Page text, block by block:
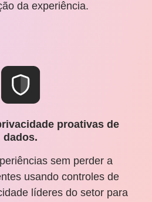
da experiência.
proativas de
dados.
sem perder a
usando controles de
líderes do setor para